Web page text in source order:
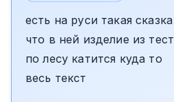
есть на руси такая сказка
что в ней изделие из тест
по лесу катится куда то
весь текст